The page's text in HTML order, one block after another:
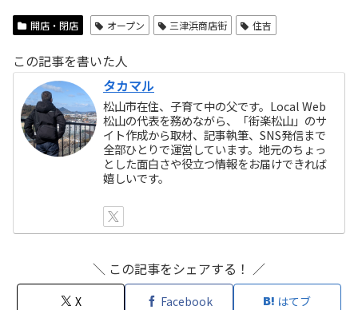
開店・閉店 オープン 三津浜商店街 住吉
この記事を書いた人
タカマル
松山市在住、子育て中の父です。Local Web
松山の代表を務めながら、「街楽松山」のサ
イト作成から取材、記事執筆、SNS発信まで
全部ひとりで運営しています。地元のちょっ
とした面白さや役立つ情報をお届けできれば
嬉しいです。
＼ この記事をシェアする！ ／
X Facebook はてブ